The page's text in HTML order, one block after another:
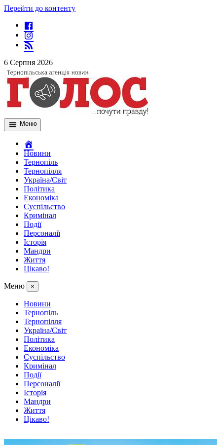
Перейти до контенту
6 Серпня 2026
Меню
Новини
Тернопіль
Тернопілля
Україна/Світ
Політика
Економіка
Суспільство
Кримінал
Події
Персоналії
Історія
Мандри
Життя
Цікаво!
Меню ×
Новини
Тернопіль
Тернопілля
Україна/Світ
Політика
Економіка
Суспільство
Кримінал
Події
Персоналії
Історія
Мандри
Життя
Цікаво!